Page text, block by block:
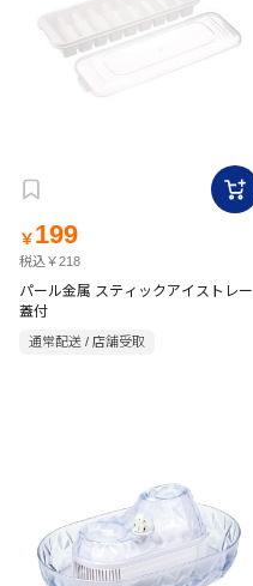
￥ 199
税込￥218
パール金属 スティックアイストレー
蓋付
通常配送 / 店舗受取